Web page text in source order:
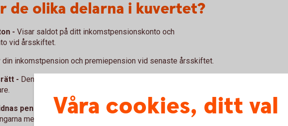
de olika delarna i kuvertet?
- Visar saldot på ditt inkomstpensionskonto och
vid årsskiftet.
din inkomstpension och premiepension vid senaste årsskiftet.
- Den summa du tjänade in till din pension baserat på din
pensionskonton -Om någon avlider innan pensionen är
mellan övriga pensionssparare.
Våra cookies, ditt val